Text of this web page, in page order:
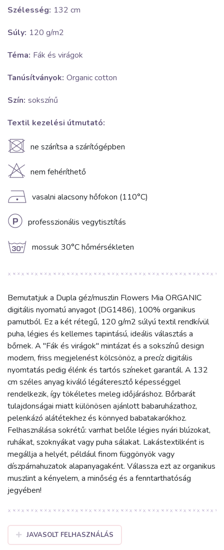
Szélesség: 132 cm
Súly: 120 g/m2
Téma: Fák és virágok
Tanúsítványok: Organic cotton
Szín: sokszínű
Textil kezelési útmutató:
U ne szárítsa a szárítógépben
H nem fehéríthető
D vasalni alacsony hőfokon (110°C)
L professzionális vegytisztítás
g mossuk 30°C hőmérsékleten
Bemutatjuk a Dupla géz/muszlin Flowers Mia ORGANIC
digitális nyomatú anyagot (DG1486), 100% organikus
pamutból. Ez a két rétegű, 120 g/m2 súlyú textil rendkívül
puha, légies és kellemes tapintású, ideális választás a
bőrnek. A "Fák és virágok" mintázat és a sokszínű design
modern, friss megjelenést kölcsönöz, a precíz digitális
nyomtatás pedig élénk és tartós színeket garantál. A 132
cm széles anyag kiváló légáteresztő képességgel
rendelkezik, így tökéletes meleg időjáráshoz. Bőrbarát
tulajdonságai miatt különösen ajánlott babaruházathoz,
pelenkázó alátétekhez és könnyed babatakarókhoz.
Felhasználása sokrétű: varrhat belőle légies nyári blúzokat,
ruhákat, szoknyákat vagy puha sálakat. Lakástextilként is
megállja a helyét, például finom függönyök vagy
díszpárnahuzatok alapanyagaként. Válassza ezt az organikus
muszlint a kényelem, a minőség és a fenntarthatóság
jegyében!
JAVASOLT FELHASZNÁLÁS